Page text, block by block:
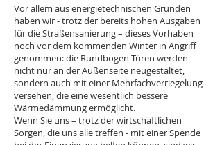
Vor allem aus energietechnischen Gründen
haben wir - trotz der bereits hohen Ausgaben
für die Straßensanierung – dieses Vorhaben
noch vor dem kommenden Winter in Angriff
genommen: die Rundbogen-Türen werden
nicht nur an der Außenseite neugestaltet,
sondern auch mit einer Mehrfachverriegelung
versehen, die eine wesentlich bessere
Wärmedämmung ermöglicht.
Wenn Sie uns – trotz der wirtschaftlichen
Sorgen, die uns alle treffen - mit einer Spende